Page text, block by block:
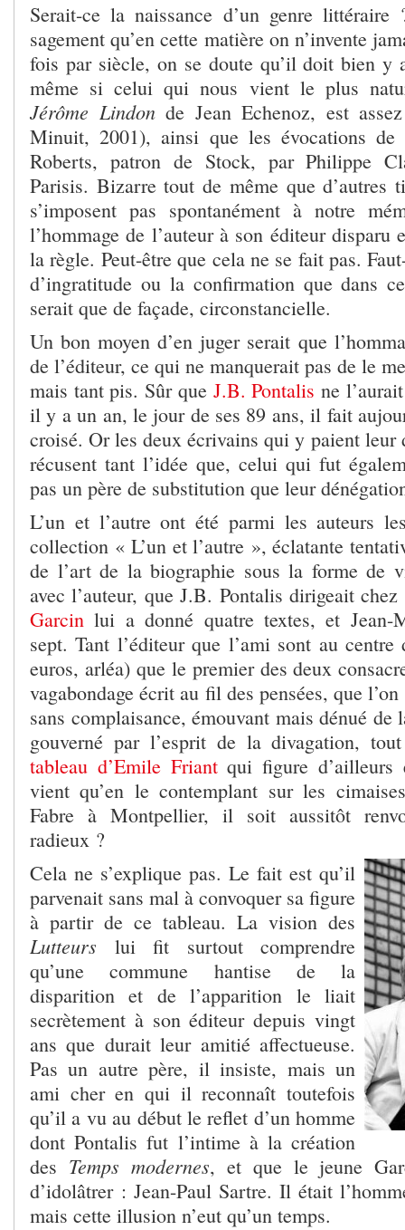
Serait-ce la naissance d’un genre
sagement qu’en cette matière on n’invente
fois par siècle, on se doute qu’il doit bien y
même si celui qui nous vient le plus
Jérôme Lindonde Jean Echenoz, est
Minuit, 2001), ainsi que les évocations de
Roberts, patron de Stock, par Philippe
Parisis. Bizarre tout de même que d’autres
s’imposent pas spontanément à notre
l’hommage de l’auteur à son éditeur disparu
la règle. Peut-être que cela ne se fait pas.
d’ingratitude ou la confirmation que dans
serait que de façade, circonstancielle.
Un bon moyen d’en juger serait que
de l’éditeur, ce qui ne manquerait pas de le
mais tant pis. Sûr que J.B. Pontalis ne
il y a un an, le jour de ses 89 ans, il fait
croisé. Or les deux écrivains qui y paient
récusent tant l’idée que, celui qui fut
pas un père de substitution que leur
L’un et l’autre ont été parmi les auteurs
collection « L’un et l’autre », éclatante
de l’art de la biographie sous la forme de
avec l’auteur, que J.B. Pontalis dirigeait
Garcin lui a donné quatre textes, et Jean-
sept. Tant l’éditeur que l’ami sont au
euros, arléa) que le premier des deux
vagabondage écrit au fil des pensées, que
sans complaisance, émouvant mais dénué
gouverné par l’esprit de la divagation,
tableau d’Emile Friantqui figure d’ailleurs
vient qu’en le contemplant sur les
Fabre à Montpellier, il soit aussitôt
radieux ?
Cela ne s’explique pas. Le fait est qu’il
parvenait sans mal à convoquer sa figure
à partir de ce tableau. La vision des
Lutteurs lui fit surtout comprendre
qu’une commune hantise de la
disparition et de l’apparition le liait
secrètement à son éditeur depuis vingt
ans que durait leur amitié affectueuse.
Pas un autre père, il insiste, mais un
ami cher en qui il reconnaît toutefois
qu’il a vu au début le reflet d’un homme
dont Pontalis fut l’intime à la création
des Temps modernes, et que le jeune
d’idolâtrer : Jean-Paul Sartre. Il était
mais cette illusion n’eut qu’un temps.